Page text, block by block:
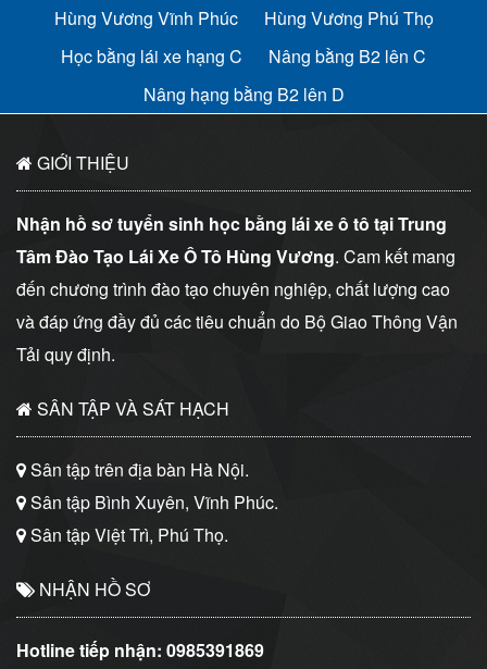
Hùng Vương Vĩnh Phúc
Hùng Vương Phú Thọ
Học bằng lái xe hạng C
Nâng bằng B2 lên C
Nâng hạng bằng B2 lên D
GIỚI THIỆU
Nhận hồ sơ tuyển sinh học bằng lái xe ô tô tại Trung
Tâm Đào Tạo Lái Xe Ô Tô Hùng Vương. Cam kết mang
đến chương trình đào tạo chuyên nghiệp, chất lượng cao
và đáp ứng đầy đủ các tiêu chuẩn do Bộ Giao Thông Vận
Tải quy định.
SÂN TẬP VÀ SÁT HẠCH
Sân tập trên địa bàn Hà Nội.
Sân tập Bình Xuyên, Vĩnh Phúc.
Sân tập Việt Trì, Phú Thọ.
NHẬN HỒ SƠ
Hotline tiếp nhận: 0985391869